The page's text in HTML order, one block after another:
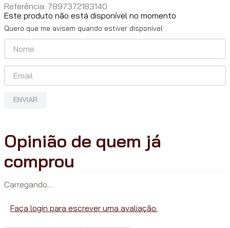
Referência: 7897372183140
Este produto não está disponível no momento
Quero que me avisem quando estiver disponível
ENVIAR
Carregando…
Faça login para escrever uma avaliação.